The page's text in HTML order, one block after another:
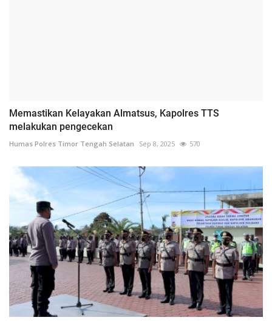
Memastikan Kelayakan Almatsus, Kapolres TTS
melakukan pengecekan
Humas Polres Timor Tengah Selatan Sep 8, 2025 570